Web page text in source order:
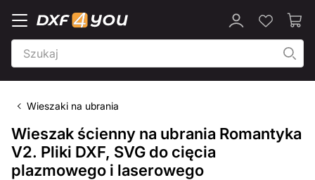
Wieszaki na ubrania
Wieszak ścienny na ubrania Romantyka
V2. Pliki DXF, SVG do cięcia
plazmowego i laserowego